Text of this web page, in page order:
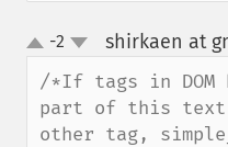
up
down
-2 shirkaen at
/*If tags in DOM
part of this text
other tag,